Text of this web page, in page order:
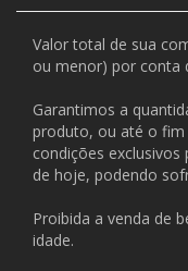
Valor total de sua
ou menor) por conta
Garantimos a
produto, ou até o
condições
de hoje, podendo
Proibida a venda de
idade.